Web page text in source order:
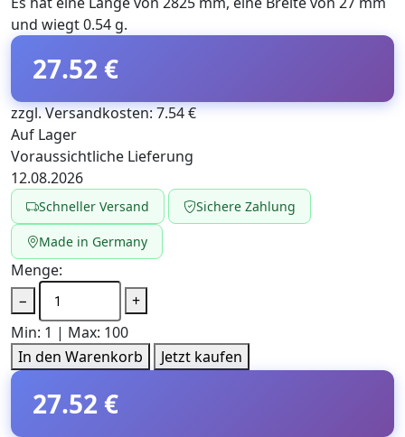
und wiegt 0.54 g.
27.52 €
zzgl. Versandkosten: 7.54 €
Auf Lager
Voraussichtliche Lieferung
12.08.2026
Schneller Versand Sichere Zahlung
Made in Germany
Menge:
−
+
Min: 1 | Max: 100
In den Warenkorb
Jetzt kaufen
27.52 €